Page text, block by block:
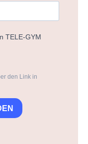
TELE-GYM
den Link in